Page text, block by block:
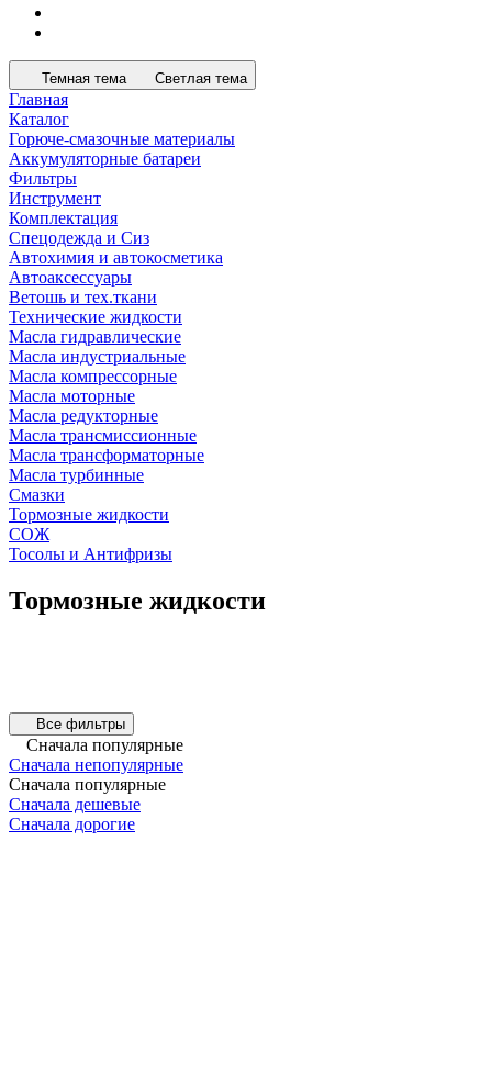
Темная тема Светлая тема
Главная
Каталог
Горюче-смазочные материалы
Аккумуляторные батареи
Фильтры
Инструмент
Комплектация
Спецодежда и Сиз
Автохимия и автокосметика
Автоаксессуары
Ветошь и тех.ткани
Технические жидкости
Масла гидравлические
Масла индустриальные
Масла компрессорные
Масла моторные
Масла редукторные
Масла трансмиссионные
Масла трансформаторные
Масла турбинные
Смазки
Тормозные жидкости
СОЖ
Тосолы и Антифризы
Тормозные жидкости
Все фильтры
Сначала популярные
Сначала непопулярные
Сначала популярные
Сначала дешевые
Сначала дорогие